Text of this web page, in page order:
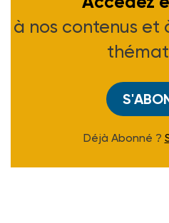
à nos contenus et
Déjà Abonné ?